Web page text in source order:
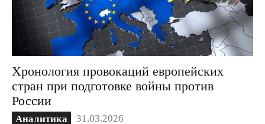
Хронология провокаций европейских
стран при подготовке войны против
России
Аналитика 31.03.2026